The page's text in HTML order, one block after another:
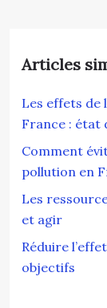
Articles
Les effets de
France : état
Comment
pollution en
Les
et agir
Réduire
objectifs